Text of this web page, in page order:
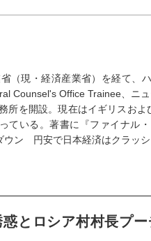
（現・経済産業省）を経て、
Counsel's Office Trainee、ニ
所を開設。現在はイギリスお
ている。著書に『ファイナ
ン 円安で日本経済はクラッシ
とロシア村村長プー